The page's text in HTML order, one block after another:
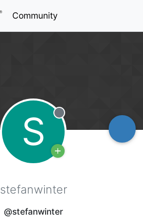
Community
S Offline
stefanwinter
@stefanwinter